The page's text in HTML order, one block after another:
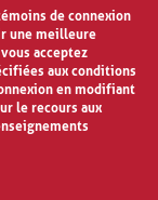
de connexion
une meilleure
acceptez
aux conditions
en modifiant
le recours aux